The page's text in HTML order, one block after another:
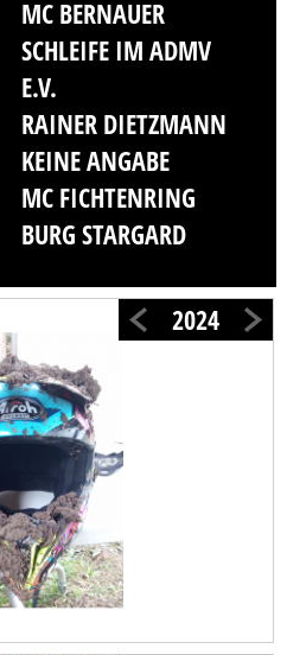
MC BERNAUER
SCHLEIFE IM ADMV
E.V.
RAINER DIETZMANN
KEINE ANGABE
MC FICHTENRING
BURG STARGARD
2024